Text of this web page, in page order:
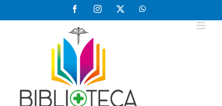
FacebookInstagram WhatsApp